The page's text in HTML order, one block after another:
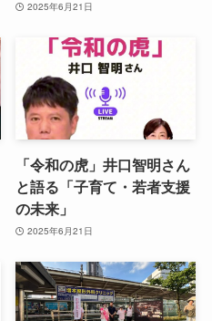
2025年6月21日
「令和の虎」井口智明さん
と語る「子育て・若者支援
の未来」
2025年6月21日